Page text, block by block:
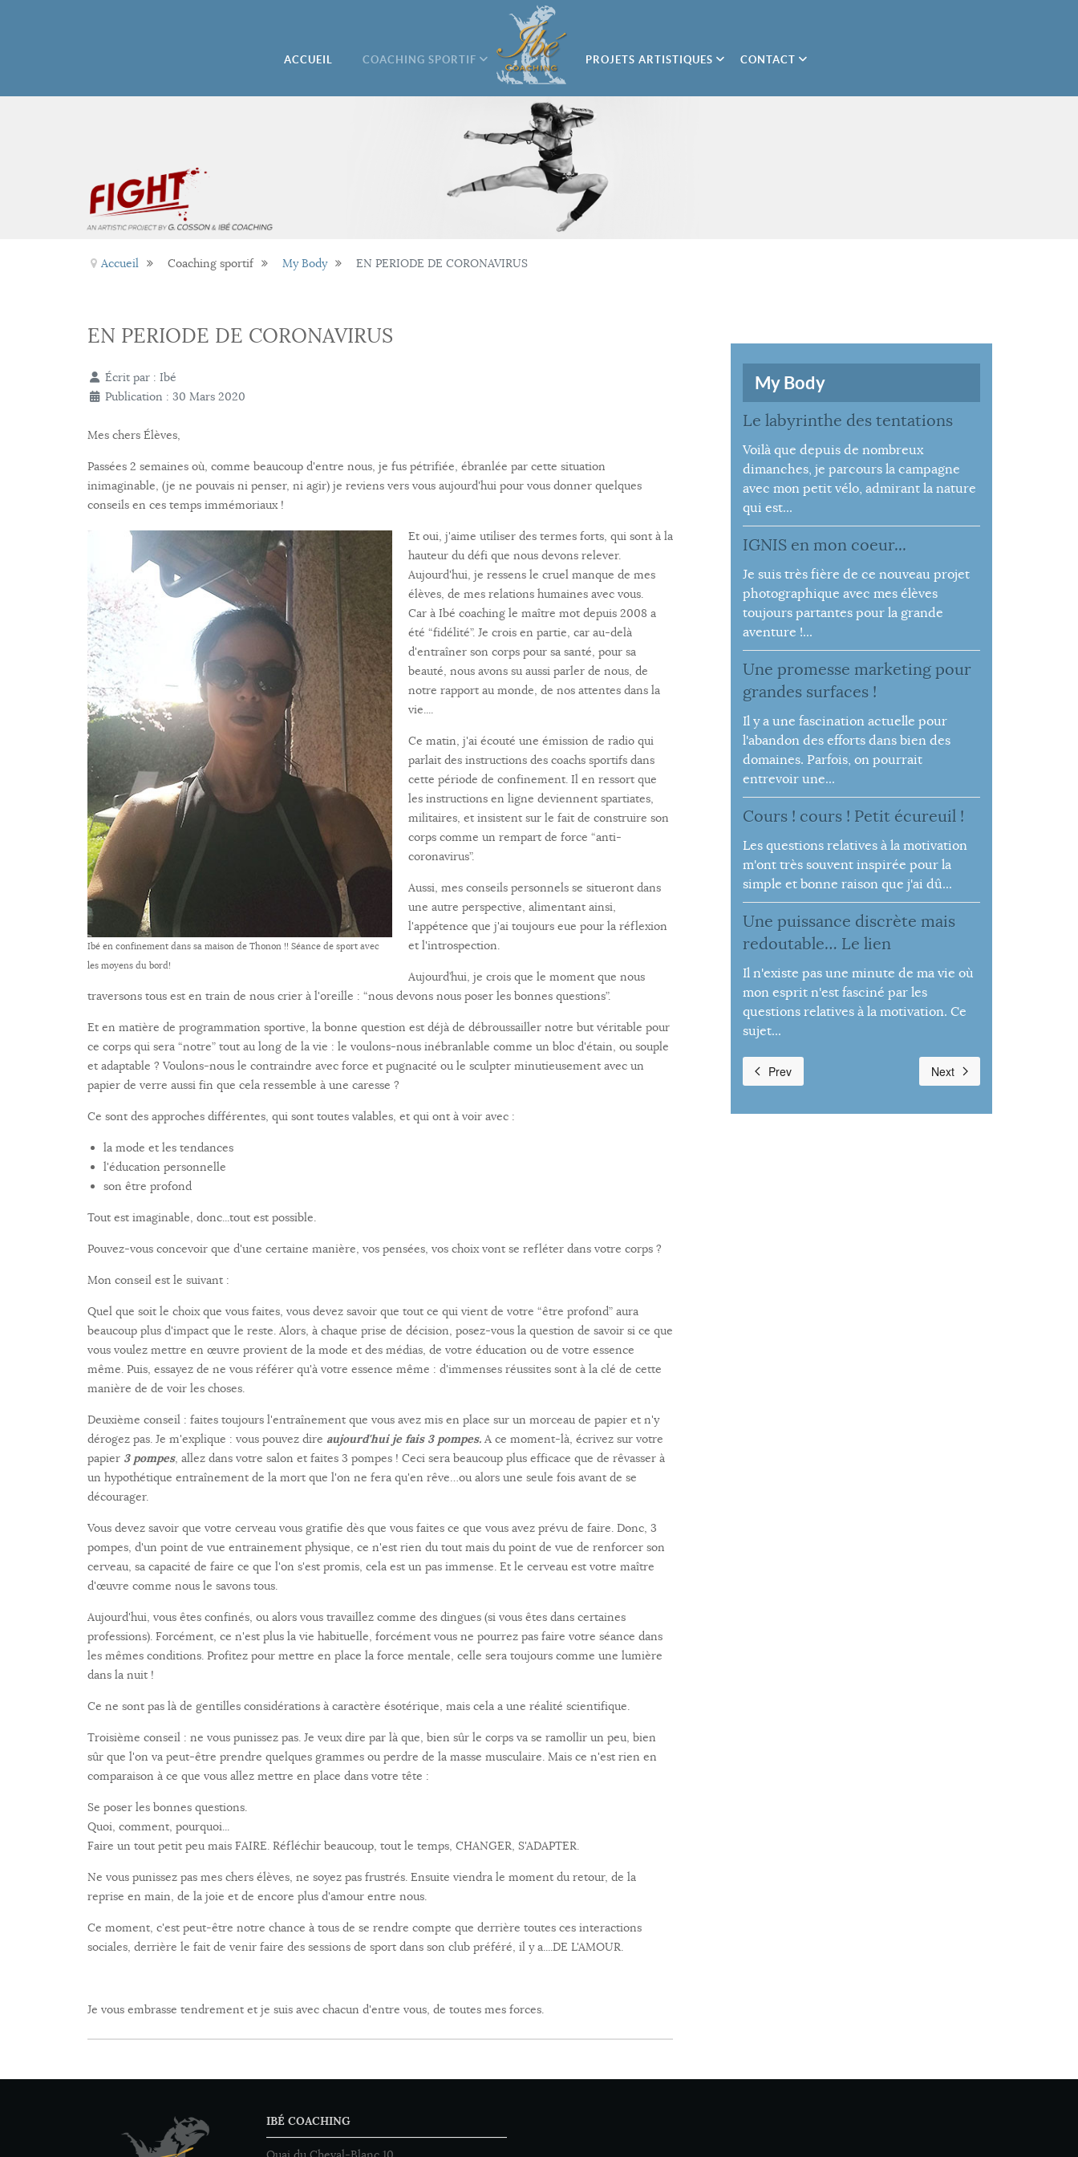
ACCUEIL COACHING SPORTIF PROJETS ARTISTIQUES CONTACT
Accueil Coaching sportif My Body EN PERIODE DE CORONAVIRUS
EN PERIODE DE CORONAVIRUS
Écrit par : Ibé
Publication : 30 Mars 2020
Mes chers Élèves,
Passées 2 semaines où, comme beaucoup d'entre nous, je fus pétrifiée, ébranlée par cette situation
inimaginable, (je ne pouvais ni penser, ni agir) je reviens vers vous aujourd'hui pour vous donner quelques
conseils en ces temps immémoriaux !
Ibé en confinement dans sa maison de Thonon !! Séance de sport avec
les moyens du bord!
Et oui, j'aime utiliser des termes forts, qui sont à la
hauteur du défi que nous devons relever.
Aujourd'hui, je ressens le cruel manque de mes
élèves, de mes relations humaines avec vous.
Car à Ibé coaching le maître mot depuis 2008 a
été “fidélité”. Je crois en partie, car au-delà
d'entraîner son corps pour sa santé, pour sa
beauté, nous avons su aussi parler de nous, de
notre rapport au monde, de nos attentes dans la
vie....
Ce matin, j'ai écouté une émission de radio qui
parlait des instructions des coachs sportifs dans
cette période de confinement. Il en ressort que
les instructions en ligne deviennent spartiates,
militaires, et insistent sur le fait de construire son
corps comme un rempart de force “anti-
coronavirus”.
Aussi, mes conseils personnels se situeront dans
une autre perspective, alimentant ainsi,
l'appétence que j'ai toujours eue pour la réflexion
et l'introspection.
Aujourd’hui, je crois que le moment que nous
traversons tous est en train de nous crier à l'oreille : “nous devons nous poser les bonnes questions”.
Et en matière de programmation sportive, la bonne question est déjà de débroussailler notre but véritable pour
ce corps qui sera “notre” tout au long de la vie : le voulons-nous inébranlable comme un bloc d'étain, ou souple
et adaptable ? Voulons-nous le contraindre avec force et pugnacité ou le sculpter minutieusement avec un
papier de verre aussi fin que cela ressemble à une caresse ?
Ce sont des approches différentes, qui sont toutes valables, et qui ont à voir avec :
la mode et les tendances
l'éducation personnelle
son être profond
Tout est imaginable, donc...tout est possible.
Pouvez-vous concevoir que d'une certaine manière, vos pensées, vos choix vont se refléter dans votre corps ?
Mon conseil est le suivant :
Quel que soit le choix que vous faites, vous devez savoir que tout ce qui vient de votre “être profond” aura
beaucoup plus d'impact que le reste. Alors, à chaque prise de décision, posez-vous la question de savoir si ce que
vous voulez mettre en œuvre provient de la mode et des médias, de votre éducation ou de votre essence
même. Puis, essayez de ne vous référer qu'à votre essence même : d'immenses réussites sont à la clé de cette
manière de de voir les choses.
Deuxième conseil : faites toujours l'entraînement que vous avez mis en place sur un morceau de papier et n'y
dérogez pas. Je m'explique : vous pouvez dire aujourd'hui je fais 3 pompes. A ce moment-là, écrivez sur votre
papier 3 pompes, allez dans votre salon et faites 3 pompes ! Ceci sera beaucoup plus efficace que de rêvasser à
un hypothétique entraînement de la mort que l'on ne fera qu'en rêve…ou alors une seule fois avant de se
décourager.
Vous devez savoir que votre cerveau vous gratifie dès que vous faites ce que vous avez prévu de faire. Donc, 3
pompes, d'un point de vue entrainement physique, ce n'est rien du tout mais du point de vue de renforcer son
cerveau, sa capacité de faire ce que l'on s'est promis, cela est un pas immense. Et le cerveau est votre maître
d'œuvre comme nous le savons tous.
Aujourd'hui, vous êtes confinés, ou alors vous travaillez comme des dingues (si vous êtes dans certaines
professions). Forcément, ce n'est plus la vie habituelle, forcément vous ne pourrez pas faire votre séance dans
les mêmes conditions. Profitez pour mettre en place la force mentale, celle sera toujours comme une lumière
dans la nuit !
Ce ne sont pas là de gentilles considérations à caractère ésotérique, mais cela a une réalité scientifique.
Troisième conseil : ne vous punissez pas. Je veux dire par là que, bien sûr le corps va se ramollir un peu, bien
sûr que l'on va peut-être prendre quelques grammes ou perdre de la masse musculaire. Mais ce n'est rien en
comparaison à ce que vous allez mettre en place dans votre tête :
Se poser les bonnes questions.
Quoi, comment, pourquoi...
Faire un tout petit peu mais FAIRE. Réfléchir beaucoup, tout le temps, CHANGER, S'ADAPTER.
Ne vous punissez pas mes chers élèves, ne soyez pas frustrés. Ensuite viendra le moment du retour, de la
reprise en main, de la joie et de encore plus d'amour entre nous.
Ce moment, c'est peut-être notre chance à tous de se rendre compte que derrière toutes ces interactions
sociales, derrière le fait de venir faire des sessions de sport dans son club préféré, il y a....DE L'AMOUR.
Je vous embrasse tendrement et je suis avec chacun d'entre vous, de toutes mes forces.
My Body
Le labyrinthe des tentations
Voilà que depuis de nombreux
dimanches, je parcours la campagne
avec mon petit vélo, admirant la nature
qui est...
IGNIS en mon coeur...
Je suis très fière de ce nouveau projet
photographique avec mes élèves
toujours partantes pour la grande
aventure !...
Une promesse marketing pour
grandes surfaces !
Il y a une fascination actuelle pour
l'abandon des efforts dans bien des
domaines. Parfois, on pourrait
entrevoir une...
Cours ! cours ! Petit écureuil !
Les questions relatives à la motivation
m'ont très souvent inspirée pour la
simple et bonne raison que j'ai dû...
Une puissance discrète mais
redoutable… Le lien
Il n'existe pas une minute de ma vie où
mon esprit n'est fasciné par les
questions relatives à la motivation. Ce
sujet...
Prev Next
IBÉ COACHING